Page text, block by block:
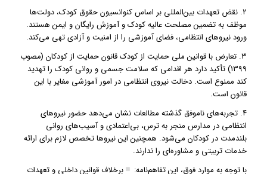
۲. نقض تعهدات بین‌المللی بر اساس کنوانسیون حقوق کودک، دولت‌ها
موظف به تضمین مصلحت عالیه کودک و آموزش رایگان و ایمن هستند.
ورود نیروهای انتظامی، فضای آموزشی را از امنیت و آزادی تهی می‌کند.
۳. تعارض با قوانین ملی حمایت از کودک قانون حمایت از کودکان (مصوب
۱۳۹۹) تأکید دارد هر اقدامی که سلامت جسمی و روانی کودک را تهدید
کند ممنوع است. دخالت نیروی انتظامی در امور آموزشی مغایر با این
قانون است.
۴. تجربه‌های ناموفق گذشته مطالعات نشان می‌دهد حضور نیروهای
انتظامی در مدارس منجر به ترس، بی‌اعتمادی و آسیب‌های روانی
بلندمدت در کودکان می‌شود. همچنین این نیروها تخصص لازم برای ارائه
خدمات تربیتی و مشاوره‌ای را ندارند.
با توجه به موارد فوق، این تفاهم‌نامه:
برخلاف قوانین داخلی و تعهدات